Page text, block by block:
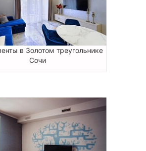
в Золотом треугольнике
Сочи